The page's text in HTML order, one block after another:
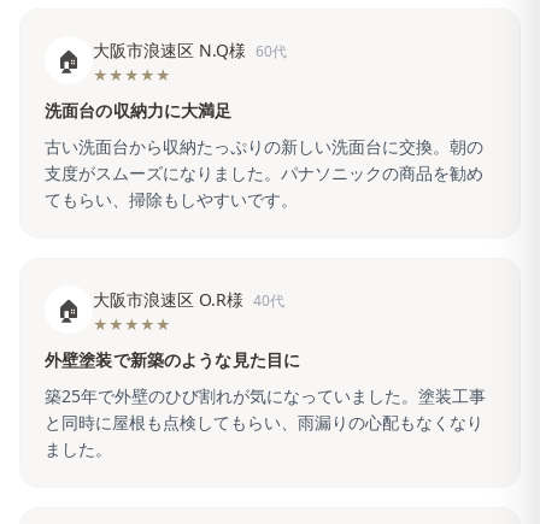
🏠 大阪市浪速区 N.Q様 60代
★★★★★
洗面台の収納力に大満足
古い洗面台から収納たっぷりの新しい洗面台に交換。朝の
支度がスムーズになりました。パナソニックの商品を勧め
てもらい、掃除もしやすいです。
🏠 大阪市浪速区 O.R様 40代
★★★★★
外壁塗装で新築のような見た目に
築25年で外壁のひび割れが気になっていました。塗装工事
と同時に屋根も点検してもらい、雨漏りの心配もなくなり
ました。